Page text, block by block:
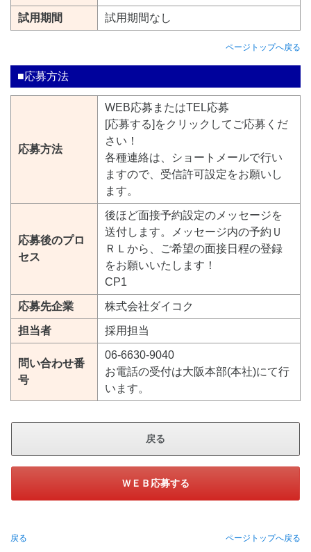
試用期間 試用期間なし
ページトップへ戻る
■応募方法
応募方法
WEB応募またはTEL応募
[応募する]をクリックしてご応募くだ
さい！
各種連絡は、ショートメールで行い
ますので、受信許可設定をお願いし
ます。
応募後のプロ
セス
後ほど面接予約設定のメッセージを
送付します。メッセージ内の予約Ｕ
ＲＬから、ご希望の面接日程の登録
をお願いいたします！
CP1
応募先企業 株式会社ダイコク
担当者 採用担当
問い合わせ番
号
06-6630-9040
お電話の受付は大阪本部(本社)にて行
います。
戻る
ＷＥＢ応募する
戻る ページトップへ戻る